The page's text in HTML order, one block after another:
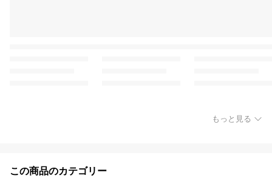
もっと見る
この商品のカテゴリー